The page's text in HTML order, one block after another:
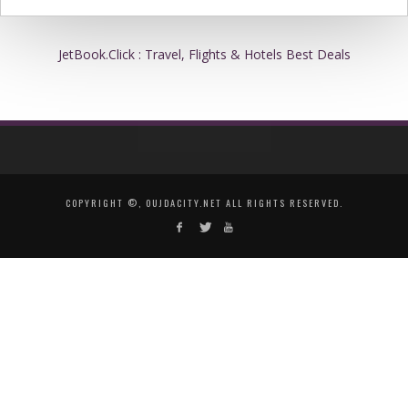
JetBook.Click : Travel, Flights & Hotels Best Deals
COPYRIGHT ©, OUJDACITY.NET ALL RIGHTS RESERVED.